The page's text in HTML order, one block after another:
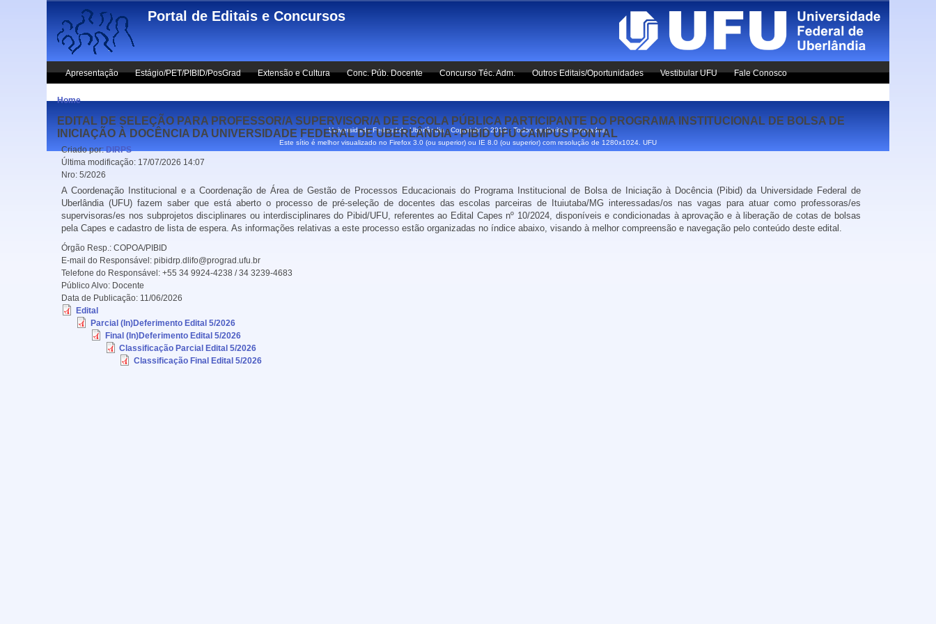
Skip to main content
Portal de Editais e Concursos
Apresentação Estágio/PET/PIBID/PosGrad Extensão e Cultura Conc. Púb. Docente Concurso Téc. Adm. Outros Editais/Oportunidades Vestibular UFU Fale Conosco
Home
EDITAL DE SELEÇÃO PARA PROFESSOR/A SUPERVISOR/A DE ESCOLA PÚBLICA PARTICIPANTE DO PROGRAMA INSTITUCIONAL DE BOLSA DE
INICIAÇÃO À DOCÊNCIA DA UNIVERSIDADE FEDERAL DE UBERLÂNDIA - PIBID UFU CAMPUS PONTAL
Criado por:DIRPS
Última modificação: 17/07/2026 14:07
Nro:5/2026
A Coordenação Institucional e a Coordenação de Área de Gestão de Processos Educacionais do Programa Institucional de Bolsa de Iniciação à Docência (Pibid) da Universidade Federal de
Uberlândia (UFU) fazem saber que está aberto o processo de pré-seleção de docentes das escolas parceiras de Ituiutaba/MG interessadas/os nas vagas para atuar como professoras/es
supervisoras/es nos subprojetos disciplinares ou interdisciplinares do Pibid/UFU, referentes ao Edital Capes nº 10/2024, disponíveis e condicionadas à aprovação e à liberação de cotas de bolsas
pela Capese cadastro de lista de espera. As informações relativas a este processo estão organizadas no índice abaixo, visando à melhor compreensão e navegação pelo conteúdo deste edital.
Órgão Resp.:COPOA/PIBID
E-mail do Responsável:pibidrp.dlifo@prograd.ufu.br
Telefone do Responsável:+55 34 9924-4238 / 34 3239-4683
Público Alvo: Docente
Data de Publicação: 11/06/2026
Edital
Parcial (In)Deferimento Edital 5/2026
Final (In)Deferimento Edital 5/2026
Classificação Parcial Edital 5/2026
Classificação Final Edital 5/2026
Universidade Federal de Uberlândia - Copyright © 2010 - Todos os direitos reservados.
Este sítio é melhor visualizado no Firefox 3.0 (ou superior) ou IE 8.0 (ou superior) com resolução de 1280x1024. UFU